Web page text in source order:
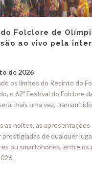
Folclore de
ao vivo pela
de 2026
os limites do Recinto do
o 62º Festival do Folclore
mais uma vez,
as noites, as apresentações
prestigiadas de qualquer
ou smartphones, entre os